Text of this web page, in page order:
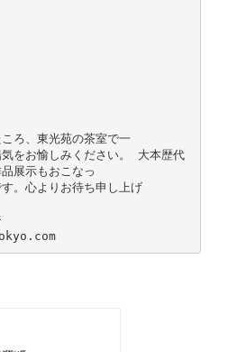
ろ、東光苑の茶室で一
をお愉しみください。 大本歴代
展示もおこなっ
。心よりお待ち申し上げ
URL http://oomoto-tokyo.com